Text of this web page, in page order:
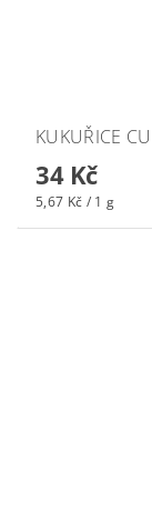
KUKUŘICE
34 Kč
5,67 Kč / 1 g